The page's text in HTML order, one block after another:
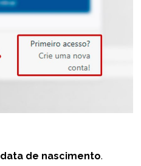
data de nascimento.